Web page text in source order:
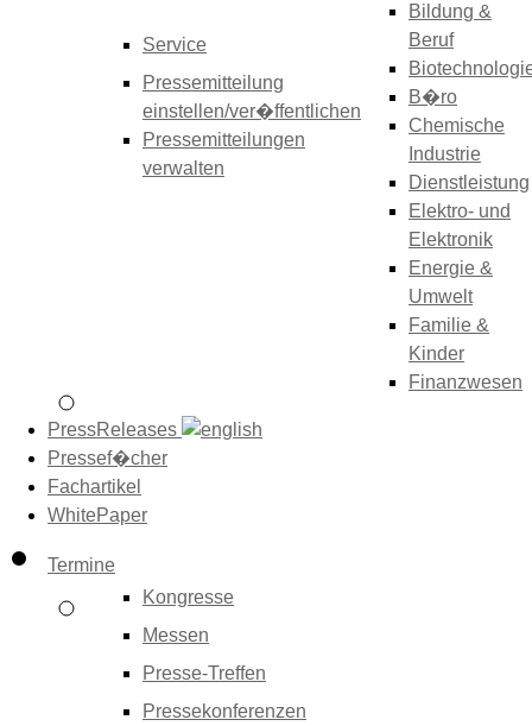
Service
Pressemitteilung
einstellen/ver�ffentlichen
Pressemitteilungen
verwalten
Bildung &
Beruf
B�ro
Chemische
Industrie
Dienstleistung
Elektro- und
Elektronik
Energie &
Umwelt
Familie &
Kinder
Finanzwesen
PressReleases
Pressef�cher
Fachartikel
WhitePaper
Termine
Kongresse
Messen
Presse-Treffen
Pressekonferenzen